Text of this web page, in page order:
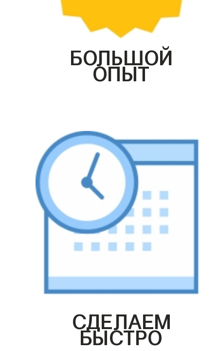
БОЛЬШОЙ
ОПЫТ
СДЕЛАЕМ
БЫСТРО